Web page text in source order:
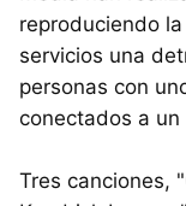
reproduciendo
servicios una
personas con
conectados a un
Tres canciones,